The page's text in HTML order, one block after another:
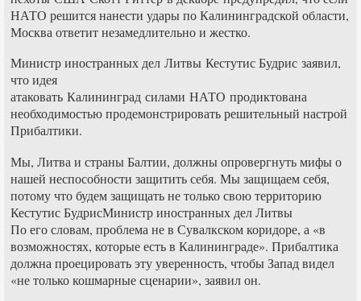
НАТО решится нанести удары по Калининградской области,
Москва ответит незамедлительно и жестко.
Министр иностранных дел Литвы Кестутис Будрис заявил,
что идея
атаковать Калининград силами НАТО продиктована
необходимостью продемонстрировать решительный настрой
Прибалтики.
Мы, Литва и страны Балтии, должны опровергнуть мифы о
нашей неспособности защитить себя. Мы защищаем себя,
потому что будем защищать не только свою территорию
Кестутис БудрисМинистр иностранных дел Литвы
По его словам, проблема не в Сувалкском коридоре, а «в
возможностях, которые есть в Калининграде». Прибалтика
должна проецировать эту уверенность, чтобы Запад видел
«не только кошмарные сценарии», заявил он.